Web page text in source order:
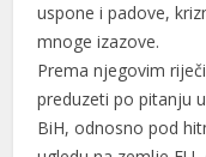
uspone i padove,
mnoge izazove.
Prema njegovim
preduzeti po pitanju
BiH, odnosno pod